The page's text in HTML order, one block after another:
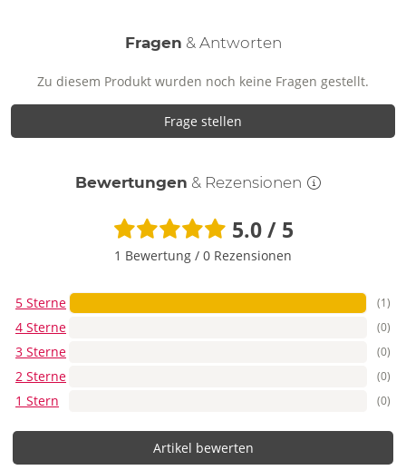
Fragen & Antworten
Zu diesem Produkt wurden noch keine Fragen gestellt.
Frage stellen
Bewertungen & Rezensionen
5.0 / 5
1 Bewertung / 0 Rezensionen
5 Sterne (1)
4 Sterne (0)
3 Sterne (0)
2 Sterne (0)
1 Stern (0)
Artikel bewerten